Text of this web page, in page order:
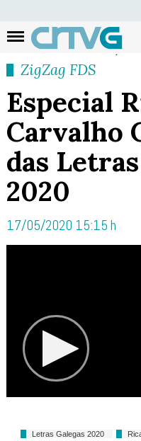
ZigZag FDS
Especial
Carvalho
das
2020
17/05/2020 15:15 h
Letras Galegas 2020